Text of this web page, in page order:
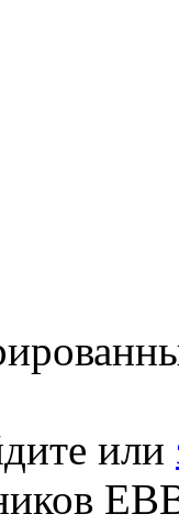
или